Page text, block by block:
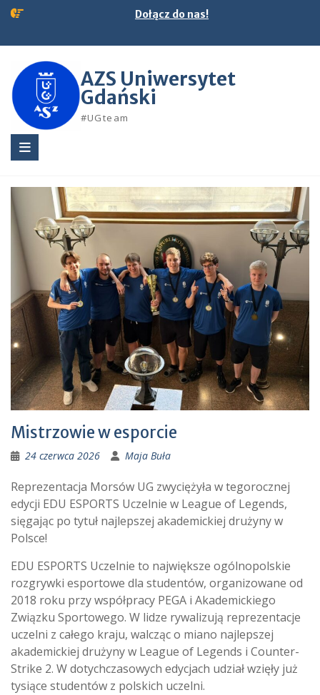
Skip
Dołącz do nas!
AZS Uniwersytet
Gdański
#UGteam
Mistrzowie w esporcie
24 czerwca 2026 Maja Buła
Reprezentacja Morsów UG zwyciężyła w tegorocznej
edycji EDU ESPORTS Uczelnie w League of Legends,
sięgając po tytuł najlepszej akademickiej drużyny w
Polsce!
EDU ESPORTS Uczelnie to największe ogólnopolskie
rozgrywki esportowe dla studentów, organizowane od
2018 roku przy współpracy PEGA i Akademickiego
Związku Sportowego. W lidze rywalizują reprezentacje
uczelni z całego kraju, walcząc o miano najlepszej
akademickiej drużyny w League of Legends i Counter-
Strike 2. W dotychczasowych edycjach udział wzięły już
tysiące studentów z polskich uczelni.